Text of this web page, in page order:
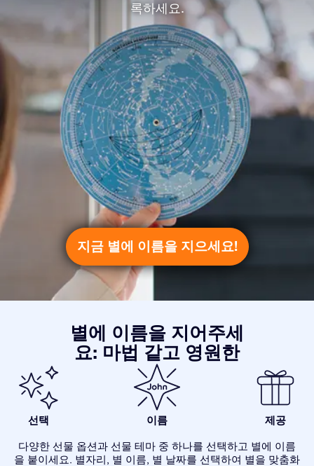
록하세요.
지금 별에 이름을 지으세요!
별에 이름을 지어주세
요: 마법 같고 영원한
선택 이름 제공
다양한 선물 옵션과 선물 테마 중 하나를 선택하고 별에 이름
을 붙이세요. 별자리, 별 이름, 별 날짜를 선택하여 별을 맞춤화